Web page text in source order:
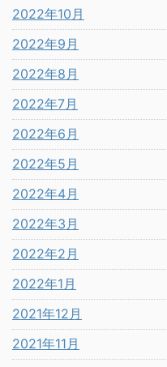
2022年10月
2022年9月
2022年8月
2022年7月
2022年6月
2022年5月
2022年4月
2022年3月
2022年2月
2022年1月
2021年12月
2021年11月